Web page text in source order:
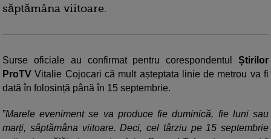
săptămâna viitoare.
Surse oficiale au confirmat pentru corespondentul Știrilor
ProTV Vitalie Cojocari că mult așteptata linie de metrou va fi
dată în folosință până în 15 septembrie.
”Marele eveniment se va produce fie duminică, fie luni sau
marți, săptămâna viitoare. Deci, cel târziu pe 15 septembrie